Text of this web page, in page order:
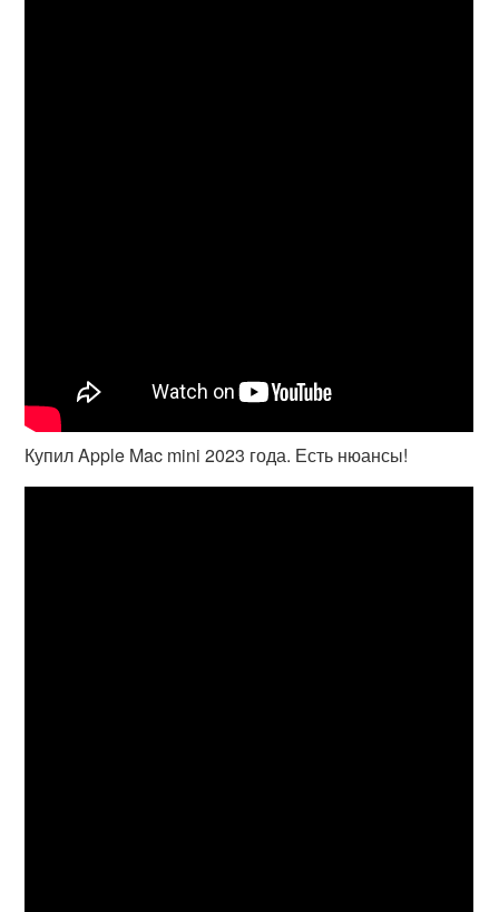
Купил Apple Mac mini 2023 года. Есть нюансы!